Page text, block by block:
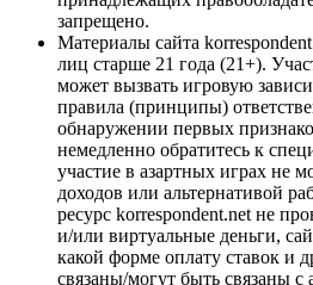
запрещено.
Материалы сайта
лиц старше 21 года (21+).
может вызвать игровую
правила (принципы)
обнаружении первых
немедленно обратитесь к
участие в азартных играх не
доходов или альтернативой
ресурс korrespondent.net не
и/или виртуальные деньги,
какой форме оплату ставок и
связаны/могут быть связаны